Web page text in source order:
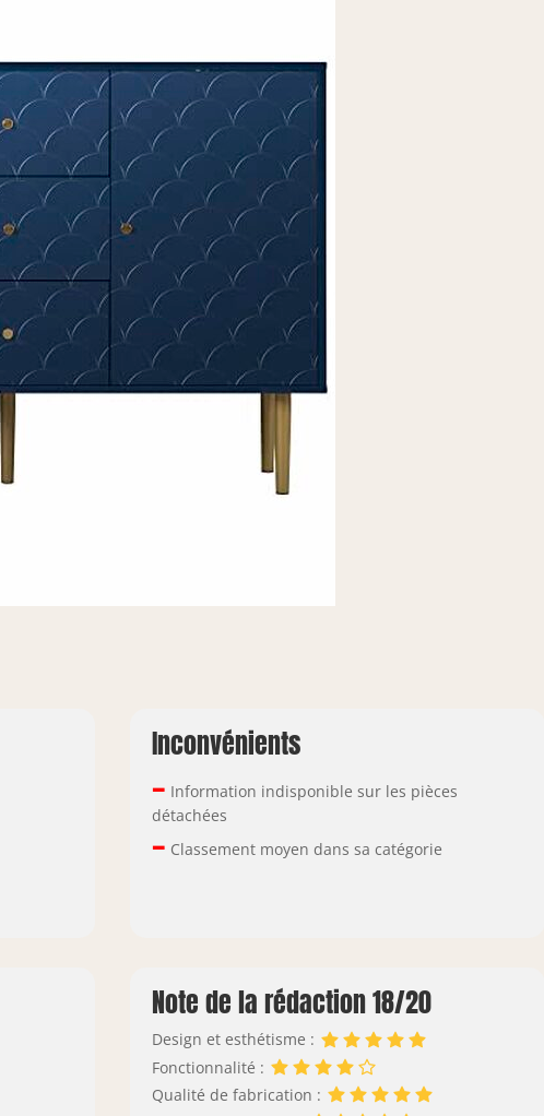
Inconvénients
– Information indisponible sur les pièces
détachées
– Classement moyen dans sa catégorie
Note de la rédaction 18/20
Design et esthétisme :
Fonctionnalité :
Qualité de fabrication :